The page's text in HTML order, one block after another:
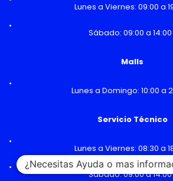
Lunes a Viernes: 09:00 a
Sábado: 09:00 a 14:00
Malls
Lunes a Domingo: 10:00 a
Servicio Técnico
Lunes a Viernes: 08:30 a
Sábado: 09:00 a
¿Necesitas Ayuda o mas